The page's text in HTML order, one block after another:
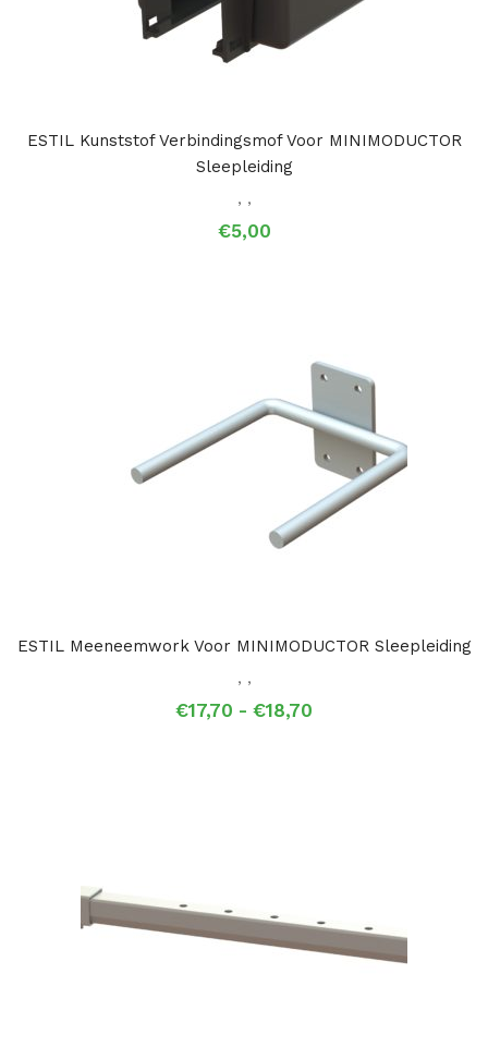
ESTIL Kunststof Verbindingsmof Voor MINIMODUCTOR
Sleepleiding
, ,
€5,00
ESTIL Meeneemwork Voor MINIMODUCTOR Sleepleiding
, ,
€17,70 - €18,70